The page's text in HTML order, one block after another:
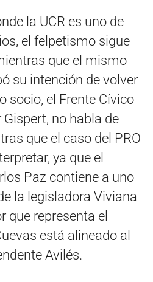
la UCR es uno de
el felpetismo sigue
que el mismo
su intención de volver
socio, el Frente Cívico
Gispert, no habla de
que el caso del PRO
ya que el
Paz contiene a uno
la legisladora Viviana
que representa el
está alineado al
Avilés.